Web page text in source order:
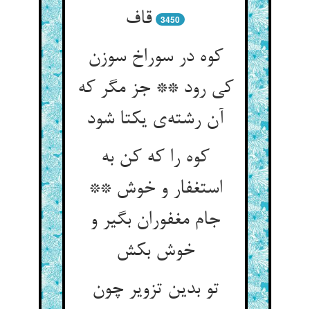
قاف
3450
کوه در سوراخ سوزن
کی رود ** جز مگر که
آن رشته‌ی یکتا شود
کوه را که کن به
استغفار و خوش **
جام مغفوران بگیر و
خوش بکش
تو بدین تزویر چون